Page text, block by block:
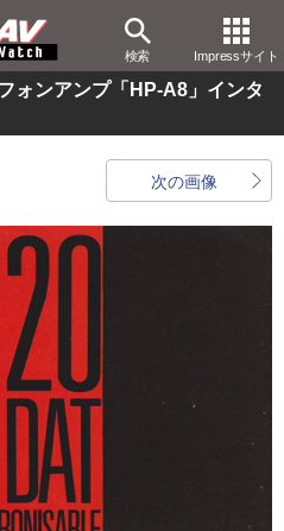
検索 Impressサイト
ォンアンプ「HP-A8」インタ
次の画像